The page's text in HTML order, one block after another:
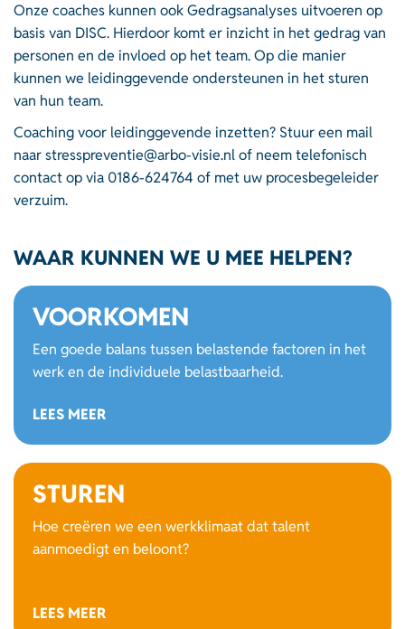
Onze coaches kunnen ook Gedragsanalyses uitvoeren op
basis van DISC. Hierdoor komt er inzicht in het gedrag van
personen en de invloed op het team. Op die manier
kunnen we leidinggevende ondersteunen in het sturen
van hun team.
Coaching voor leidinggevende inzetten? Stuur een mail
naarstresspreventie@arbo-visie.nlof neem telefonisch
contact op via 0186-624764 of met uw procesbegeleider
verzuim.
WAAR KUNNEN WE U MEE HELPEN?
VOORKOMEN
Een goede balans tussen belastende factoren in het
werk en de individuele belastbaarheid.
LEES MEER
STUREN
Hoe creëren we een werkklimaat dat talent
aanmoedigt en beloont?
LEES MEER